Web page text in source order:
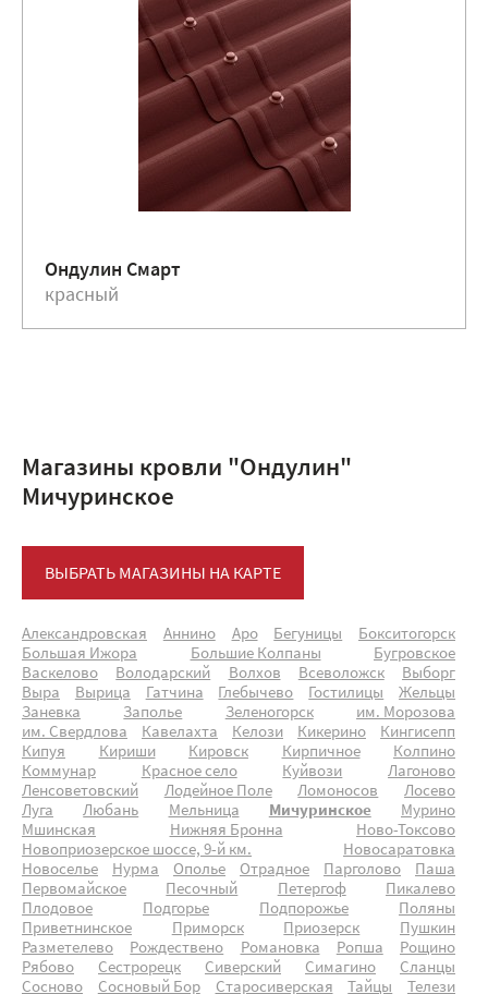
Ондулин Смарт
красный
Магазины кровли "Ондулин"
Мичуринское
ВЫБРАТЬ МАГАЗИНЫ НА КАРТЕ
Александровская Аннино Аро Бегуницы
Бокситогорск
Большая Ижора
Большие Колпаны
Бугровское
Васкелово
Володарский Волхов Всеволожск
Выборг
Выра
Вырица Гатчина Глебычево Гостилицы
Жельцы
Заневка
Заполье Зеленогорск
им. Морозова
им. Свердлова
Кавелахта Келози Кикерино
Кингисепп
Кипуя
Кириши Кировск Кирпичное
Колпино
Коммунар
Красное село Куйвози
Лагоново
Ленсоветовский
Лодейное Поле Ломоносов
Лосево
Луга
Любань Мельница Мичуринское
Мурино
Мшинская
Нижняя Бронна
Ново-Токсово
Новоприозерское шоссе, 9-й км.
Новосаратовка
Новоселье
Нурма Ополье Отрадное Парголово
Паша
Первомайское
Песочный Петергоф
Пикалево
Плодовое
Подгорье Подпорожье
Поляны
Приветнинское
Приморск Приозерск
Пушкин
Разметелево
Рождествено Романовка Ропша
Рощино
Рябово
Сестрорецк Сиверский Симагино
Сланцы
Сосново
Сосновый Бор Старосиверская Тайцы Телези